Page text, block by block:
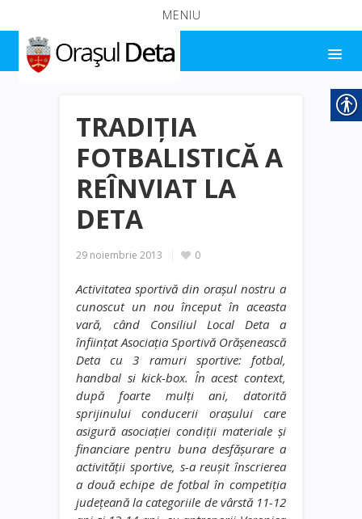
MENIU
TRADIȚIA
FOTBALISTICĂ A
REÎNVIAT LA
DETA
29 noiembrie 2013 0
Activitatea sportivă din orașul nostru a
cunoscut un nou început în aceasta
vară, când Consiliul Local Deta a
înfiinţat Asociaţia Sportivă Orăşenească
Deta cu 3 ramuri sportive: fotbal,
handbal si kick-box. În acest context,
după foarte mulţi ani, datorită
sprijinului conducerii oraşului care
asigură asociaţiei condiţii materiale şi
financiare pentru buna desfăşurare a
activităţii sportive, s-a reuşit înscrierea
a două echipe de fotbal în competiţia
judeţeană la categoriile de vârstă 11-12